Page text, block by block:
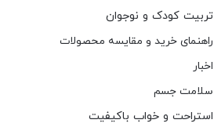
تربیت کودک و نوجوان
راهنمای خرید و مقایسه محصولات
اخبار
سلامت جسم
استراحت و خواب باکیفیت